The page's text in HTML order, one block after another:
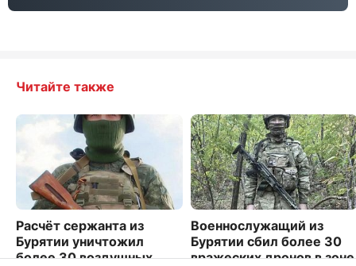
Читайте также
Расчёт сержанта из
Бурятии уничтожил
более 30 воздушных
Военнослужащий из
Бурятии сбил более 30
вражеских дронов в зоне